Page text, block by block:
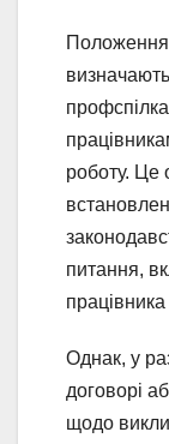
Положення
роботу. Це
питання,
Однак, у
договорі
щодо